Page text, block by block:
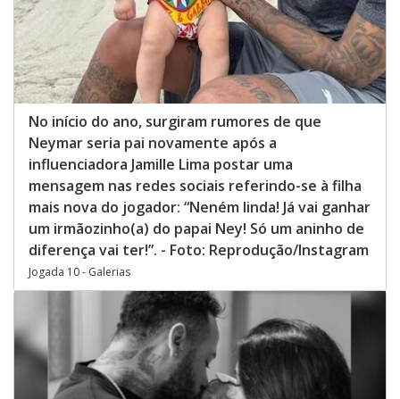
No início do ano, surgiram rumores de que
Neymar seria pai novamente após a
influenciadora Jamille Lima postar uma
mensagem nas redes sociais referindo-se à filha
mais nova do jogador: “Neném linda! Já vai ganhar
um irmãozinho(a) do papai Ney! Só um aninho de
diferença vai ter!”. - Foto: Reprodução/Instagram
Jogada 10 - Galerias